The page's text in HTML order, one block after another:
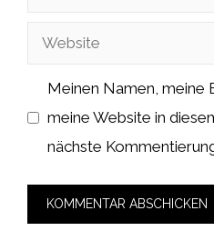
Website
Meinen Namen, meine
meine Website in
nächste